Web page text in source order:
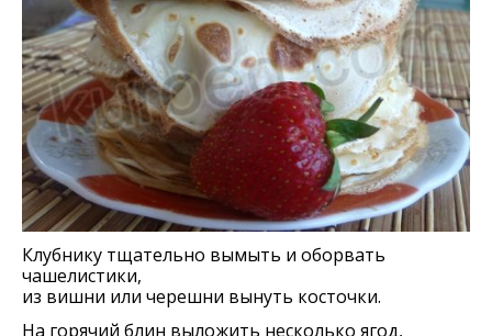
Клубнику тщательно вымыть и оборвать
чашелистики,
из вишни или черешни вынуть косточки.
На горячий блин выложить несколько ягод,